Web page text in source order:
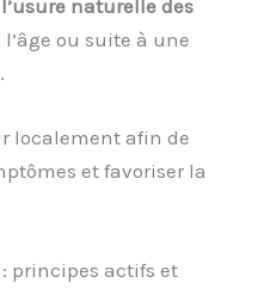
naturelle des
l’âge ou suite à une
localement afin de
et favoriser la
principes actifs et